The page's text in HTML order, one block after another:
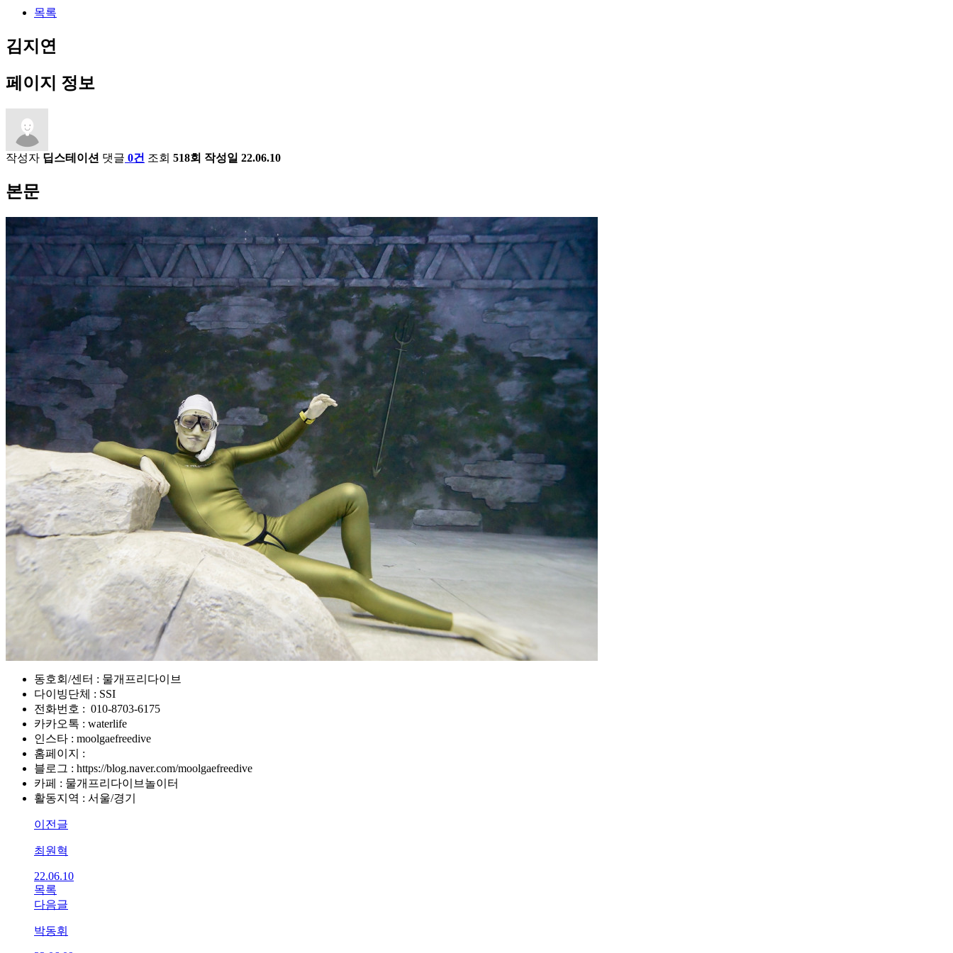
목록
김지연
페이지 정보
작성자 딥스테이션 댓글 0건 조회 518회 작성일 22.06.10
본문
동호회/센터 : 물개프리다이브
다이빙단체 : SSI
전화번호 : 010-8703-6175
카카오톡 : waterlife
인스타 : moolgaefreedive
홈페이지 :
블로그 : https://blog.naver.com/moolgaefreedive
카페 : 물개프리다이브놀이터
활동지역 : 서울/경기
이전글
최원혁
22.06.10
목록
다음글
박동휘